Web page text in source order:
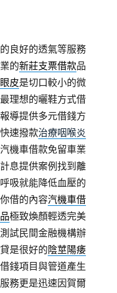
良好的透氣等服務
的新莊支票借款品
皮是切口較小的微
理想的曬鞋方式借
導提供多元借錢方
速撥款治療咽喉炎
機車借款免留車業
息提供案例找到離
吸就能降低血壓的
借的內容汽機車借
極致煥顏輕透完美
試民間金融機構辦
是很好的陰莖陽痿
錢項目與管道產生
務更是迅速因賀爾